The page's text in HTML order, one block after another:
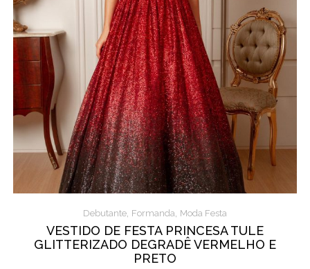
Debutante, Formanda, Moda Festa
VESTIDO DE FESTA PRINCESA TULE
GLITTERIZADO DEGRADÊ VERMELHO E
PRETO